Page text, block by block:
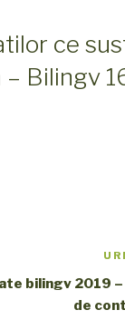
ce
Bilingv
bilingv 2019
de